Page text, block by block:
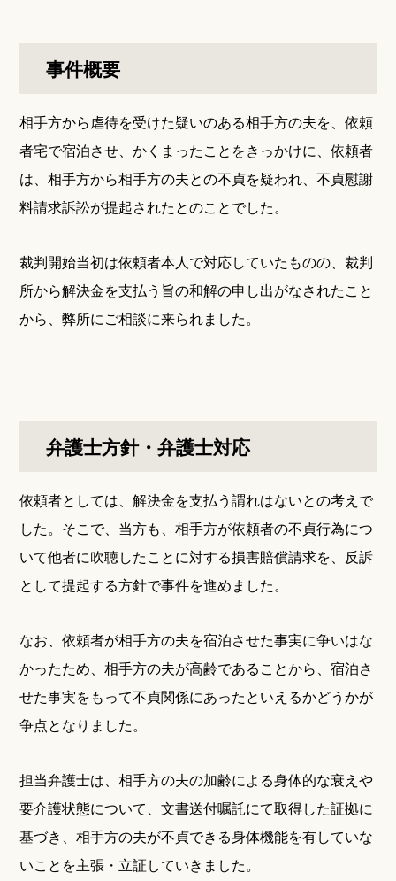
事件概要
相手方から虐待を受けた疑いのある相手方の夫を、依頼
者宅で宿泊させ、かくまったことをきっかけに、依頼者
は、相手方から相手方の夫との不貞を疑われ、不貞慰謝
料請求訴訟が提起されたとのことでした。
裁判開始当初は依頼者本人で対応していたものの、裁判
所から解決金を支払う旨の和解の申し出がなされたこと
から、弊所にご相談に来られました。
弁護士方針・弁護士対応
依頼者としては、解決金を支払う謂れはないとの考えで
した。そこで、当方も、相手方が依頼者の不貞行為につ
いて他者に吹聴したことに対する損害賠償請求を、反訴
として提起する方針で事件を進めました。
なお、依頼者が相手方の夫を宿泊させた事実に争いはな
かったため、相手方の夫が高齢であることから、宿泊さ
せた事実をもって不貞関係にあったといえるかどうかが
争点となりました。
担当弁護士は、相手方の夫の加齢による身体的な衰えや
要介護状態について、文書送付嘱託にて取得した証拠に
基づき、相手方の夫が不貞できる身体機能を有していな
いことを主張・立証していきました。